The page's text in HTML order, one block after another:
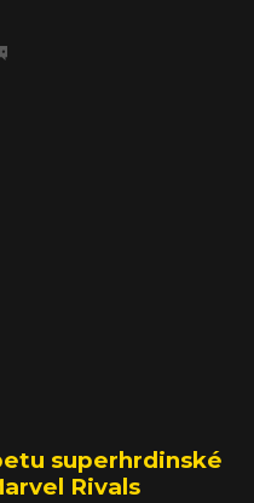
superhrdinské
Rivals